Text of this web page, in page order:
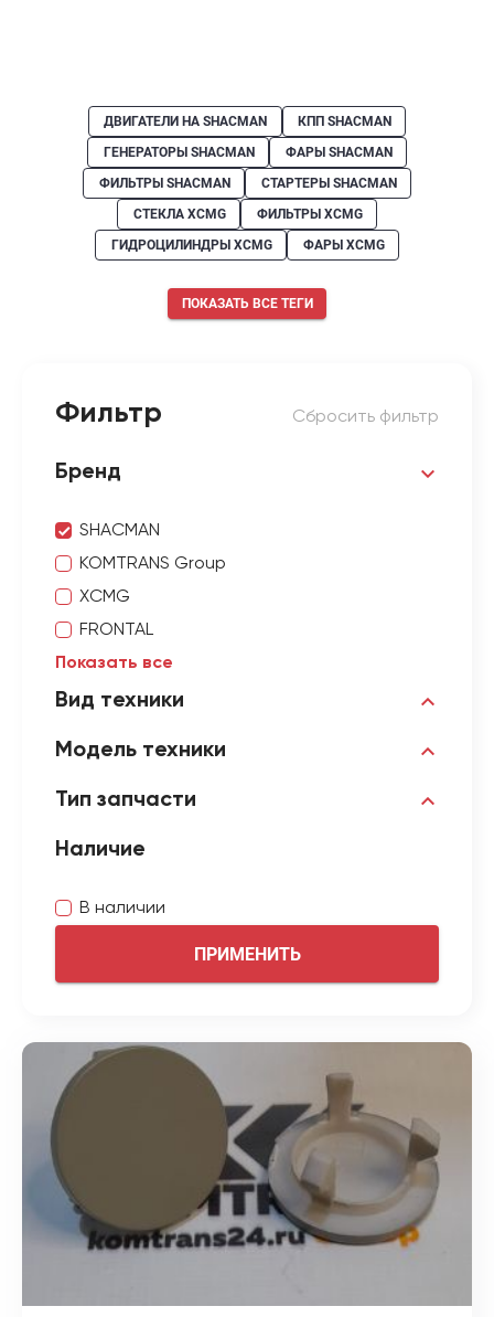
ДВИГАТЕЛИ НА SHACMAN
КПП SHACMAN
ГЕНЕРАТОРЫ SHACMAN
ФАРЫ SHACMAN
ФИЛЬТРЫ SHACMAN
СТАРТЕРЫ SHACMAN
СТЕКЛА XCMG
ФИЛЬТРЫ XCMG
ГИДРОЦИЛИНДРЫ XCMG
ФАРЫ XCMG
ПОКАЗАТЬ ВСЕ ТЕГИ
Фильтр Сбросить фильтр
Бренд
SHACMAN
KOMTRANS Group
XCMG
FRONTAL
Показать все
Вид техники
Модель техники
Тип запчасти
Наличие
В наличии
ПРИМЕНИТЬ